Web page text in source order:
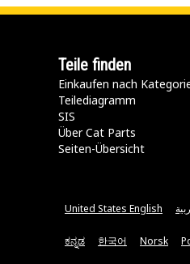
Teile finden
Einkaufen nach
Teilediagramm
SIS
Über Cat Parts
Seiten-Übersicht
United States English
ಕನ್ನಡ 한국어 Norsk